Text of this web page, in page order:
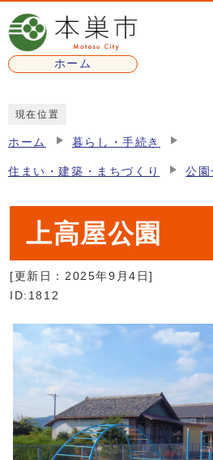
ページの先頭です
ホーム
現在位置
ホーム 暮らし・手続き
住まい・建築・まちづくり 公園
上高屋公園
[更新日： 2025年9月4日]
ID:1812